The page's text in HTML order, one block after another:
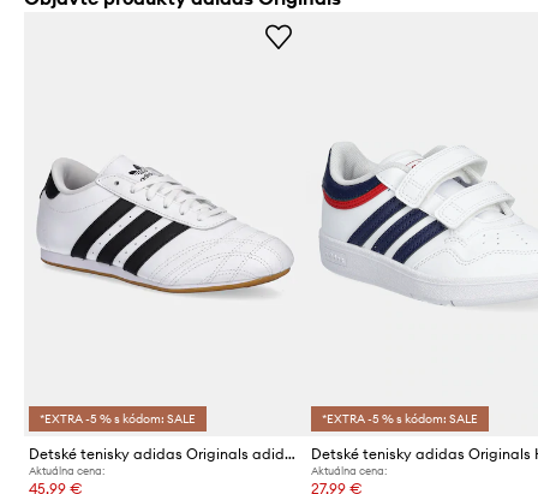
*EXTRA -5 % s kódom: SALE
Detské tenisky adidas Originals adidas TAEKWONDO LACE
Aktuálna cena:
45,99 €
*EXTRA -5 % s kódom: SALE
Aktuálna cena:
27,99 €